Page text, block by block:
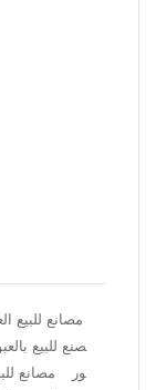
مصانع للبيع
صنع للبيع
ور
مصانع